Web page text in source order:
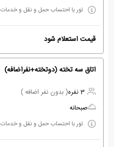
تور با احتساب حمل و نقل و خدمات
قیمت استعلام شود
اتاق سه تخته (دوتخته+نفراضافه)
3 نفره
( بدون نفر اضافه )
صبحانه
تور با احتساب حمل و نقل و خدمات